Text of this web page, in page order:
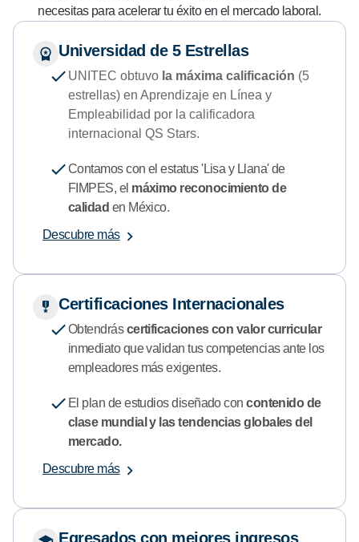
necesitas para acelerar tu éxito en el mercado laboral.
Universidad de 5 Estrellas
UNITEC obtuvo la máxima calificación (5
estrellas) en Aprendizaje en Línea y
Empleabilidad por la calificadora
internacional QS Stars.
Contamos con el estatus 'Lisa y Llana' de
FIMPES, el máximo reconocimiento de
calidad en México.
Descubre más
Certificaciones Internacionales
Obtendráscertificaciones con valor curricular
inmediato que validan tus competencias ante los
empleadores más exigentes.
El plan de estudios diseñado concontenido de
clase mundial y las tendencias globales del
mercado.
Descubre más
Egresados con mejores ingresos